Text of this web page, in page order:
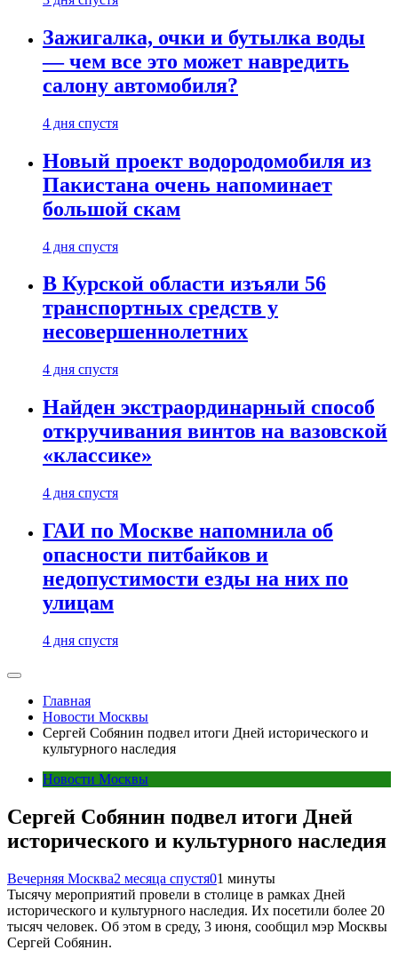
Зажигалка, очки и бутылка воды
— чем все это может навредить
салону автомобиля?
4 дня спустя
Новый проект водородомобиля из
Пакистана очень напоминает
большой скам
4 дня спустя
В Курской области изъяли 56
транспортных средств у
несовершеннолетних
4 дня спустя
Найден экстраординарный способ
откручивания винтов на вазовской
«классике»
4 дня спустя
ГАИ по Москве напомнила об
опасности питбайков и
недопустимости езды на них по
улицам
4 дня спустя
Главная
Новости Москвы
Сергей Собянин подвел итоги Дней исторического и
культурного наследия
Новости Москвы
Сергей Собянин подвел итоги Дней
исторического и культурного наследия
Вечерняя Москва2 месяца спустя01 минуты
Тысячу мероприятий провели в столице в рамках Дней
исторического и культурного наследия. Их посетили более 20
тысяч человек. Об этом в среду, 3 июня, сообщил мэр Москвы
Сергей Собянин.